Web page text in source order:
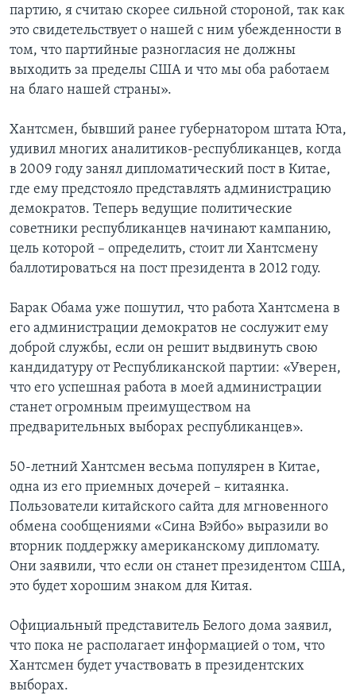
партию, я считаю скорее сильной стороной, так как
это свидетельствует о нашей с ним убежденности в
том, что партийные разногласия не должны
выходить за пределы США и что мы оба работаем
на благо нашей страны».
Хантсмен, бывший ранее губернатором штата Юта,
удивил многих аналитиков-республиканцев, когда
в 2009 году занял дипломатический пост в Китае,
где ему предстояло представлять администрацию
демократов. Теперь ведущие политические
советники республиканцев начинают кампанию,
цель которой – определить, стоит ли Хантсмену
баллотироваться на пост президента в 2012 году.
Барак Обама уже пошутил, что работа Хантсмена в
его администрации демократов не сослужит ему
доброй службы, если он решит выдвинуть свою
кандидатуру от Республиканской партии: «Уверен,
что его успешная работа в моей администрации
станет огромным преимуществом на
предварительных выборах республиканцев».
50-летний Хантсмен весьма популярен в Китае,
одна из его приемных дочерей – китаянка.
Пользователи китайского сайта для мгновенного
обмена сообщениями «Сина Вэйбо» выразили во
вторник поддержку американскому дипломату.
Они заявили, что если он станет президентом США,
это будет хорошим знаком для Китая.
Официальный представитель Белого дома заявил,
что пока не располагает информацией о том, что
Хантсмен будет участвовать в президентских
выборах.